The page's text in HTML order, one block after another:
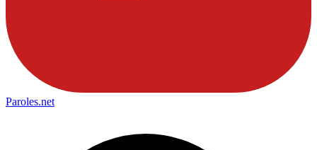
Paroles.net